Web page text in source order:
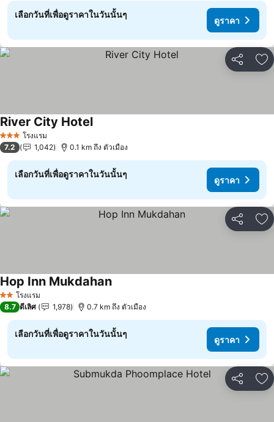
เลือกวันที่เพื่อดูราคาในวันนั้นๆ
ดูราคา
แชร์ เ
3 ดาว โรงแรม
River City Hotel
7.2 1,042 0.1 km ถึง ตัวเมือง
เลือกวันที่เพื่อดูราคาในวันนั้นๆ
ดูราคา
แชร์ เ
2 ดาวโรงแรม
Hop Inn Mukdahan
8.7 ดีเลิศ 1,978 0.7 km ถึง ตัวเมือง
เลือกวันที่เพื่อดูราคาในวันนั้นๆ
ดูราคา
แชร์ เ